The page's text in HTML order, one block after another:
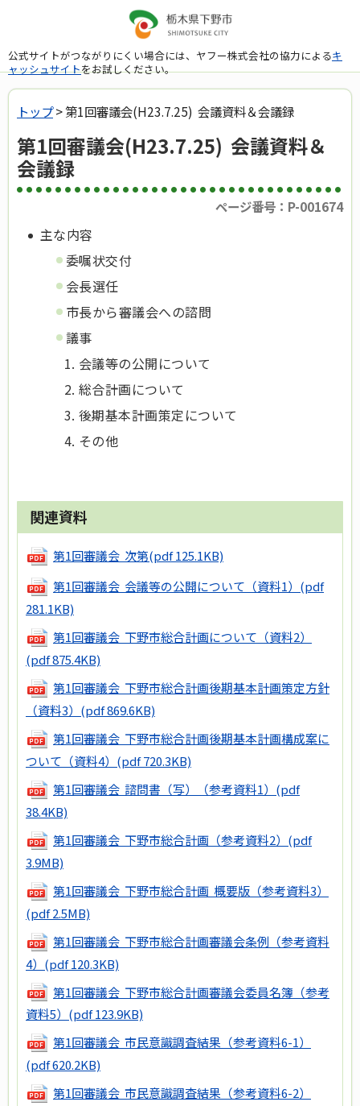
公式サイトがつながりにくい場合には、ヤフー株式会社の協力によるキ
ャッシュサイトをお試しください。
トップ> 第1回審議会(H23.7.25) 会議資料＆会議録
第1回審議会(H23.7.25) 会議資料＆
会議録
ページ番号：P-001674
主な内容
委嘱状交付
会長選任
市長から審議会への諮問
議事
会議等の公開について
総合計画について
後期基本計画策定について
その他
関連資料
第1回審議会 次第(pdf 125.1KB)
第1回審議会 会議等の公開について（資料1） (pdf
281.1KB)
第1回審議会 下野市総合計画について（資料2）
(pdf 875.4KB)
第1回審議会 下野市総合計画後期基本計画策定方針
（資料3） (pdf 869.6KB)
第1回審議会 下野市総合計画後期基本計画構成案に
ついて（資料4） (pdf 720.3KB)
第1回審議会 諮問書（写）（参考資料1） (pdf
38.4KB)
第1回審議会 下野市総合計画（参考資料2） (pdf
3.9MB)
第1回審議会 下野市総合計画 概要版（参考資料3）
(pdf 2.5MB)
第1回審議会 下野市総合計画審議会条例（参考資料
4） (pdf 120.3KB)
第1回審議会 下野市総合計画審議会委員名簿（参考
資料5） (pdf 123.9KB)
第1回審議会 市民意識調査結果（参考資料6-1）
(pdf 620.2KB)
第1回審議会 市民意識調査結果（参考資料6-2）